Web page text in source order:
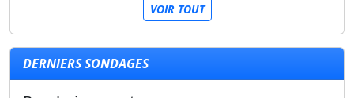
VOIR TOUT
DERNIERS SONDAGES